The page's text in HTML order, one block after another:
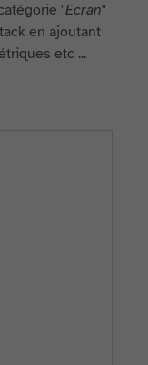
"Ecran"
en ajoutant
etc ...